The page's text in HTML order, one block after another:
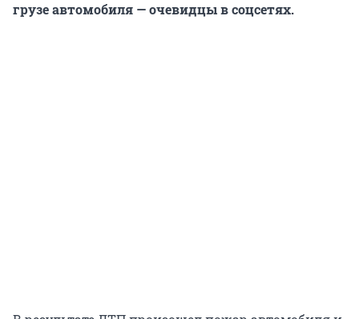
грузе автомобиля — очевидцы в соцсетях.